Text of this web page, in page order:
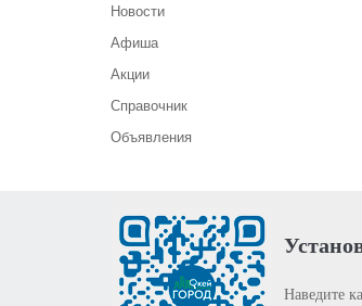
Новости
Афиша
Акции
Справочник
Объявления
Наведите